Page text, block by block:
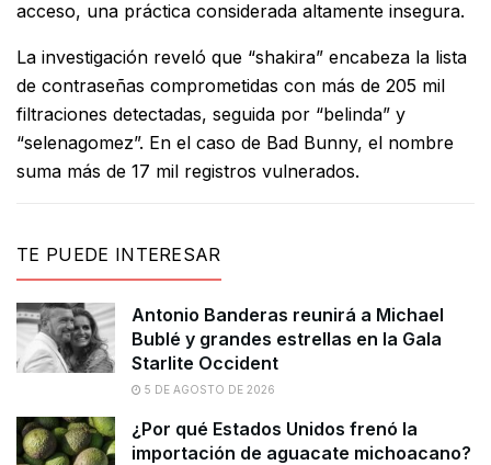
acceso, una práctica considerada altamente insegura.
La investigación reveló que “shakira” encabeza la lista
de contraseñas comprometidas con más de 205 mil
filtraciones detectadas, seguida por “belinda” y
“selenagomez”. En el caso de Bad Bunny, el nombre
suma más de 17 mil registros vulnerados.
TE PUEDE INTERESAR
Antonio Banderas reunirá a Michael
Bublé y grandes estrellas en la Gala
Starlite Occident
5 DE AGOSTO DE 2026
¿Por qué Estados Unidos frenó la
importación de aguacate michoacano?